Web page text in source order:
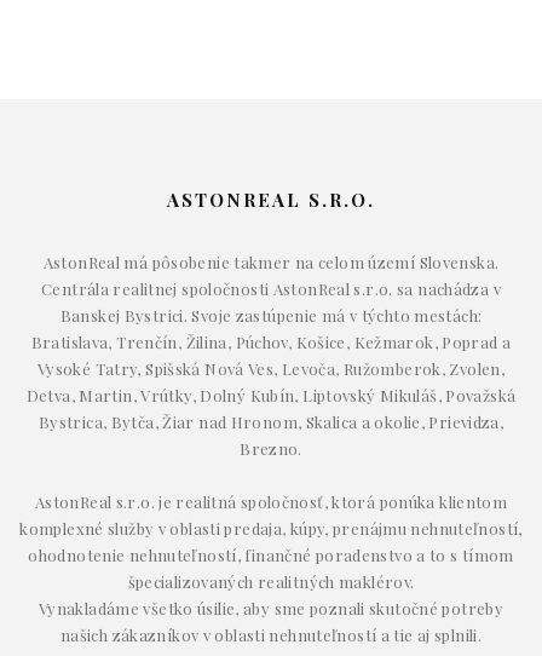
ASTONREAL S.R.O.
AstonReal má pôsobenie takmer na celom území Slovenska.
Centrála realitnej spoločnosti AstonReal s.r.o. sa nachádza v
Banskej Bystrici. Svoje zastúpenie má v týchto mestách:
Bratislava, Trenčín, Žilina, Púchov, Košice, Kežmarok, Poprad a
Vysoké Tatry, Spišská Nová Ves, Levoča, Ružomberok, Zvolen,
Detva, Martin, Vrútky, Dolný Kubín, Liptovský Mikuláš, Považská
Bystrica, Bytča, Žiar nad Hronom, Skalica a okolie, Prievidza,
Brezno.
AstonReal s.r.o. je realitná spoločnosť, ktorá ponúka klientom
komplexné služby v oblasti predaja, kúpy, prenájmu nehnuteľností,
ohodnotenie nehnuteľností, finančné poradenstvo a to s tímom
špecializovaných realitných maklérov.
Vynakladáme všetko úsilie, aby sme poznali skutočné potreby
našich zákazníkov v oblasti nehnuteľností a tie aj splnili.